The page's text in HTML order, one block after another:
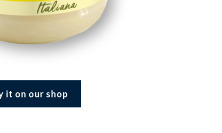
it on our shop